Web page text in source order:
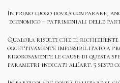
In primo luogo dovrà comparare,
economico – patrimoniali delle
Qualora risulti che il richiedente
oggettivamente impossibilitato a
rigorosamente le cause di questa
parametri indicati all’art. 5 sesto